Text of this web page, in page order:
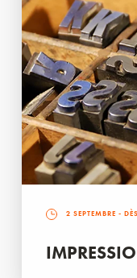
2 SEPTEMBRE -